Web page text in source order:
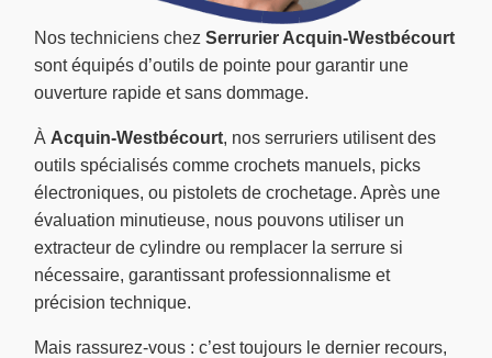
Nos techniciens chez Serrurier Acquin-Westbécourt
sont équipés d’outils de pointe pour garantir une
ouverture rapide et sans dommage.
À Acquin-Westbécourt, nos serruriers utilisent des
outils spécialisés comme crochets manuels, picks
électroniques, ou pistolets de crochetage. Après une
évaluation minutieuse, nous pouvons utiliser un
extracteur de cylindre ou remplacer la serrure si
nécessaire, garantissant professionnalisme et
précision technique.
Mais rassurez-vous : c’est toujours le dernier recours,